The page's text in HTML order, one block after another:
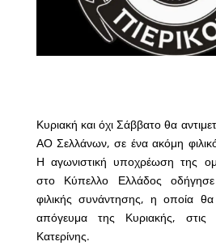
Κυριακή και όχι Σάββατο θα
ΑΟ Σελλάνων, σε ένα ακόμη
Η αγωνιστική υποχρέωση της
στο Κύπελλο Ελλάδος
φιλικής συνάντησης, η οποία
απόγευμα της Κυριακής,
Κατερίνης.